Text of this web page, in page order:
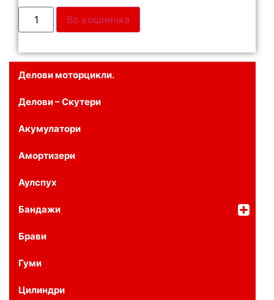
Делови моторцикли.
Делови – Скутери
Акумулатори
Амортизери
Аулспух
Бандажи
Брави
Гуми
Цилиндри
Во кошничка